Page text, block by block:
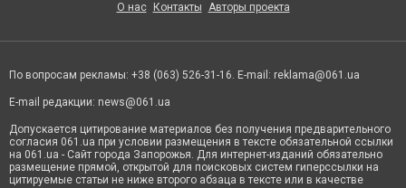
О нас Контакты Авторы проекта
По вопросам рекламы: +38 (063) 526-31-16. E-mail: reklama@061.ua
E-mail редакции: news@061.ua
Допускается цитирование материалов без получения предварительного
согласия 061.ua при условии размещения в тексте обязательной ссылки
на 061.ua - Сайт города Запорожья. Для интернет-изданий обязательно
размещение прямой, открытой для поисковых систем гиперссылки на
цитируемые статьи не ниже второго абзаца в тексте или в качестве